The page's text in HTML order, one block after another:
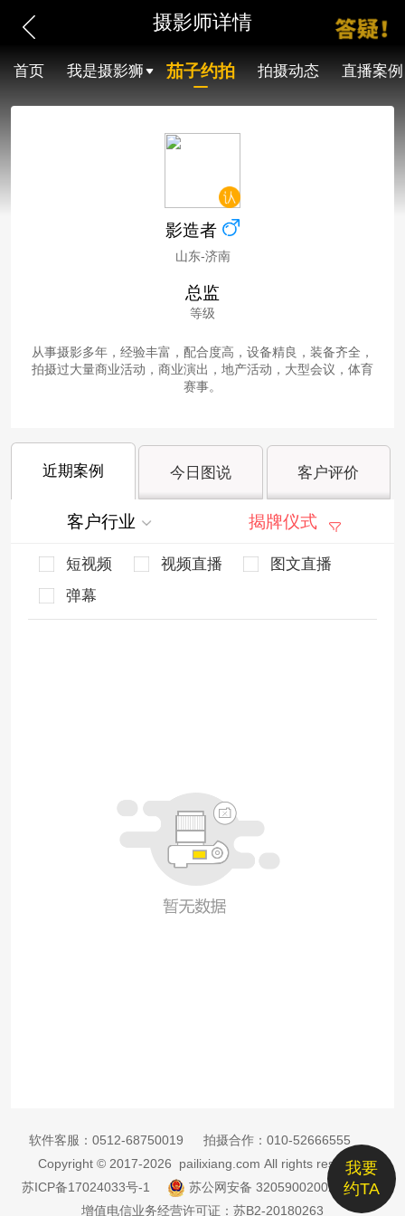
摄影师详情
首页 我是摄影狮 茄子约拍 拍摄动态 直播案例
影造者
山东-济南
总监
等级
从事摄影多年，经验丰富，配合度高，设备精良，装备齐全，
拍摄过大量商业活动，商业演出，地产活动，大型会议，体育
赛事。
近期案例 今日图说 客户评价
客户行业 揭牌仪式
短视频 视频直播
图文直播
弹幕
我要
约TA
软件客服： 0512-68750019 拍摄合作： 010-52666555
Copyright © 2017-2026 pailixiang.com All rights reserved
苏ICP备17024033号-1
苏公网安备 32059002002885号
增值电信业务经营许可证：苏B2-20180263